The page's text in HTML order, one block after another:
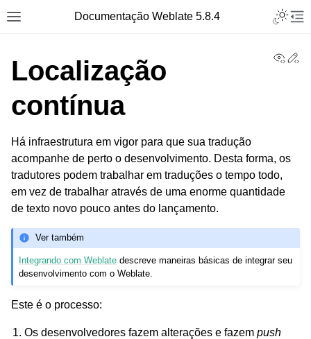
Toggle site navigation sidebar
Documentação Weblate 5.8.4 Toggle
Localização
contínua
Há infraestrutura em vigor para que sua tradução
acompanhe de perto o desenvolvimento. Desta forma, os
tradutores podem trabalhar em traduções o tempo todo,
em vez de trabalhar através de uma enorme quantidade
de texto novo pouco antes do lançamento.
Ver também
Integrando com Weblate descreve maneiras básicas de integrar seu
desenvolvimento com o Weblate.
Este é o processo:
Os desenvolvedores fazem alterações e fazempush